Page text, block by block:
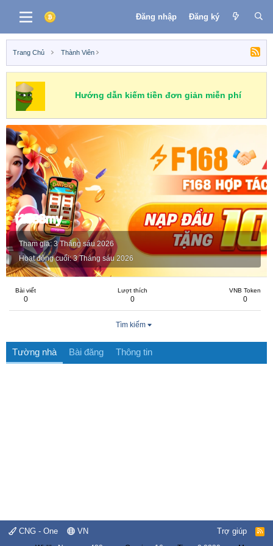
Đăng nhập Đăng ký
Trang Chủ Thành Viên
Hướng dẫn kiếm tiền đơn giản miễn phí
f1688my
Tham gia 3 Tháng sáu 2026
Hoạt động cuối 3 Tháng sáu 2026
Bài viết
0
Lượt thích
0
VNB Token
0
Tìm kiếm
Tường nhà Bài đăng Thông tin
CNG - One VN Trợ giúp
R